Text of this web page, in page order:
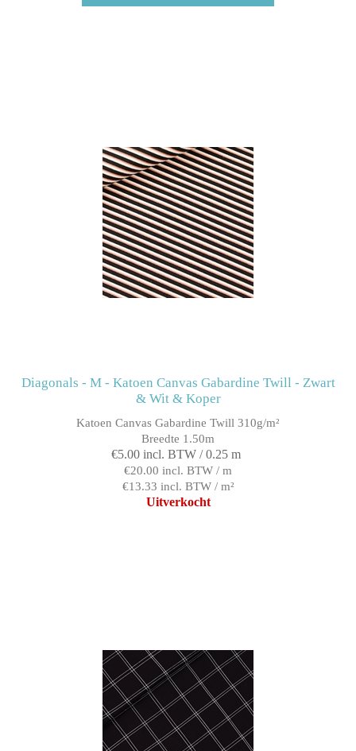
Diagonals - M - Katoen Canvas Gabardine Twill - Zwart
& Wit & Koper
Katoen Canvas Gabardine Twill 310g/m²
Breedte 1.50m
€5.00 incl. BTW / 0.25 m
€20.00 incl. BTW / m
€13.33 incl. BTW / m²
Uitverkocht